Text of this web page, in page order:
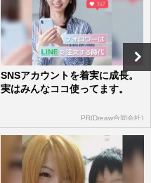
SNSアカウントを着実に成長。
実はみんなココ使ってます。
PR(Dreaw合同会社)